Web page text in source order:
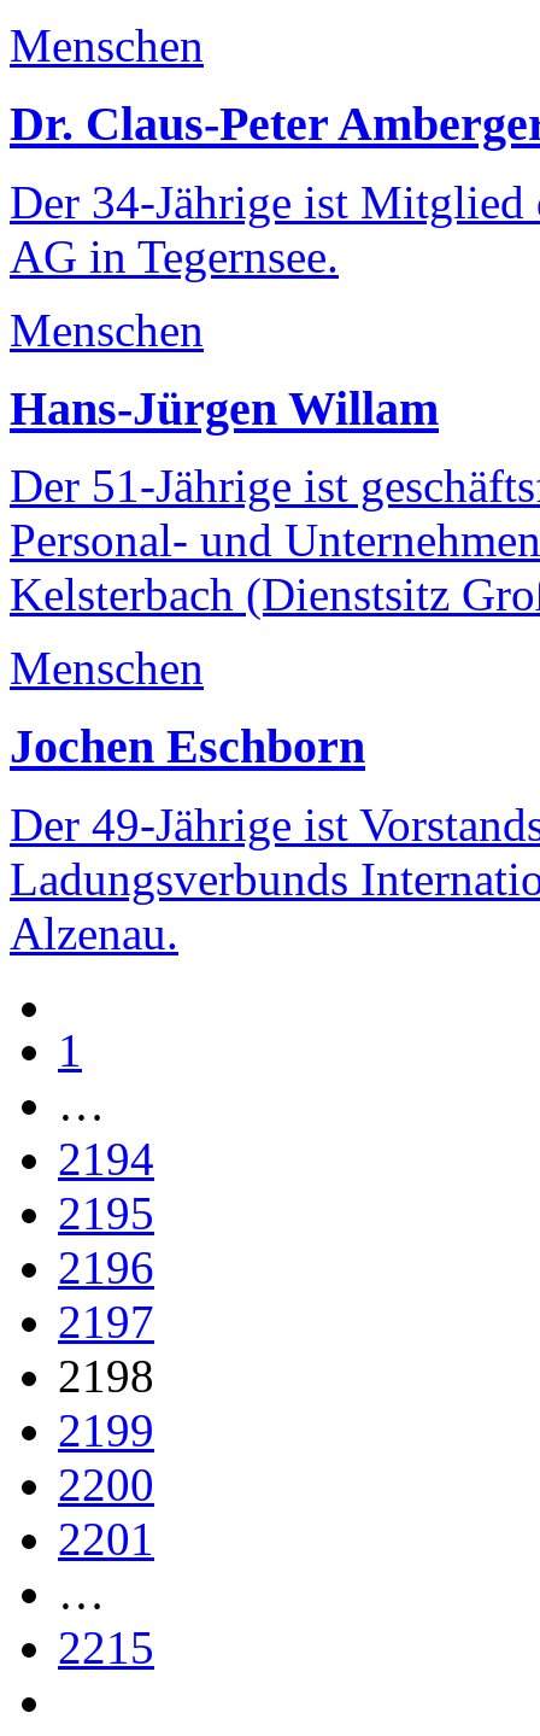
Menschen
Dr. Claus-Peter
Der 34-Jährige ist Mitglied
AG in Tegernsee.
Menschen
Hans-Jürgen Willam
Der 51-Jährige ist
Personal- und
Kelsterbach (Dienstsitz
Menschen
Jochen Eschborn
Der 49-Jährige ist
Ladungsverbunds
Alzenau.
1
…
2194
2195
2196
2197
2198
2199
2200
2201
…
2215